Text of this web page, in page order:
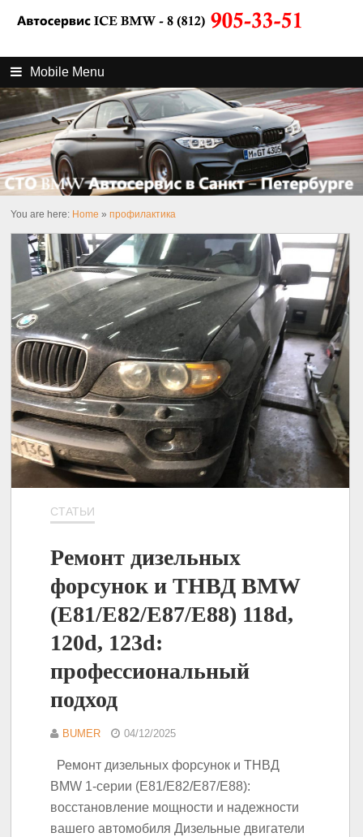
Mobile Menu
You are here: Home »профилактика
СТАТЬИ
Ремонт дизельных
форсунок и ТНВД BMW
(E81/E82/E87/E88) 118d,
120d, 123d:
профессиональный
подход
BUMER 04/12/2025
Ремонт дизельных форсунок и ТНВД
BMW 1-серии (E81/E82/E87/E88):
восстановление мощности и надежности
вашего автомобиля Дизельные двигатели